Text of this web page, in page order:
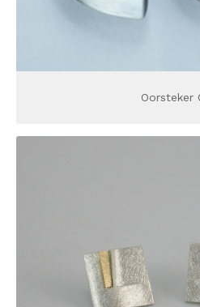
Oorsteker